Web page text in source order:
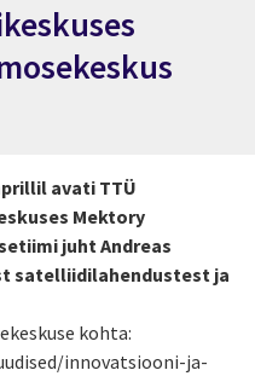
avati TTÜ
Mektory
juht Andreas
satelliidilahendustest ja
kohta:
innovatsiooni-ja-